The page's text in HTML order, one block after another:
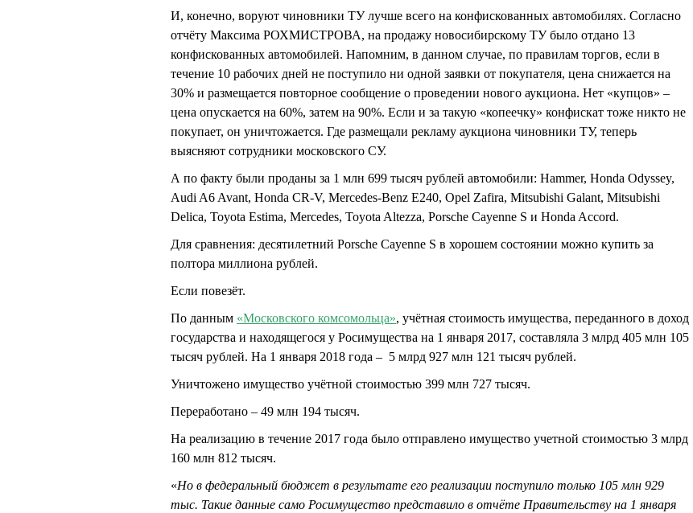
И, конечно, воруют чиновники ТУ лучше всего на конфискованных автомобилях. Согласно
отчёту Максима РОХМИСТРОВА, на продажу новосибирскому ТУ было отдано 13
конфискованных автомобилей. Напомним, в данном случае, по правилам торгов, если в
течение 10 рабочих дней не поступило ни одной заявки от покупателя, цена снижается на
30% и размещается повторное сообщение о проведении нового аукциона. Нет «купцов» –
цена опускается на 60%, затем на 90%. Если и за такую «копеечку» конфискат тоже никто не
покупает, он уничтожается. Где размещали рекламу аукциона чиновники ТУ, теперь
выясняют сотрудники московского СУ.
А по факту были проданы за 1 млн 699 тысяч рублей автомобили: Hammer, Honda Odyssey,
Audi A6 Avant, Honda CR-V, Mercedes-Benz Е240, Opel Zafira, Mitsubishi Galant, Mitsubishi
Delica, Toyota Estima, Mercedes, Toyota Altezza, Porsche Cayenne S и Honda Accord.
Для сравнения: десятилетний Porsche Cayenne S в хорошем состоянии можно купить за
полтора миллиона рублей.
Если повезёт.
По данным «Московского комсомольца», учётная стоимость имущества, переданного в доход
государства и находящегося у Росимущества на 1 января 2017, составляла 3 млрд 405 млн 105
тысяч рублей. На 1 января 2018 года – 5 млрд 927 млн 121 тысяч рублей.
Уничтожено имущество учётной стоимостью 399 млн 727 тысяч.
Переработано – 49 млн 194 тысяч.
На реализацию в течение 2017 года было отправлено имущество учетной стоимостью 3 млрд
160 млн 812 тысяч.
«Но в федеральный бюджет в результате его реализации поступило только 105 млн 929
тыс. Такие данные само Росимущество представило в отчёте Правительству на 1 января